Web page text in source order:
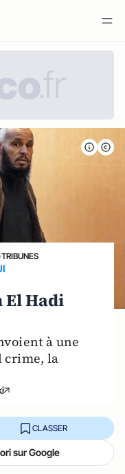
TRIBUNES
Hadi
à une
crime, la
CLASSER
sur Google